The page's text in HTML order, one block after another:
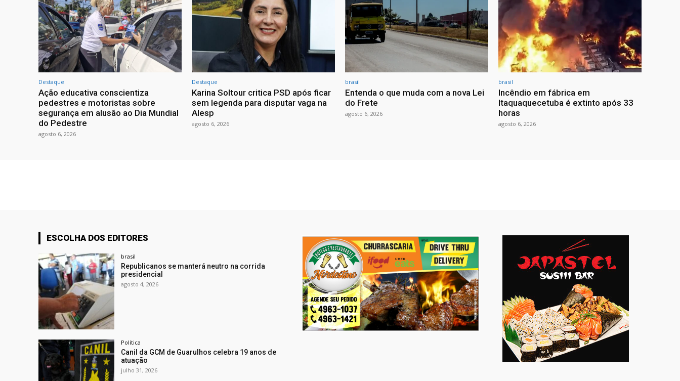
Destaque
Ação educativa conscientiza
pedestres e motoristas sobre
segurança em alusão ao Dia Mundial
do Pedestre
agosto 6, 2026
Destaque
Karina Soltour critica PSD após ficar
sem legenda para disputar vaga na
Alesp
agosto 6, 2026
brasil
Entenda o que muda com a nova Lei
do Frete
agosto 6, 2026
brasil
Incêndio em fábrica em
Itaquaquecetuba é extinto após 33
horas
agosto 6, 2026
ESCOLHA DOS EDITORES
brasil
Republicanos se manterá neutro na corrida
presidencial
agosto 4, 2026
Política
Canil da GCM de Guarulhos celebra 19 anos de
atuação
julho 31, 2026